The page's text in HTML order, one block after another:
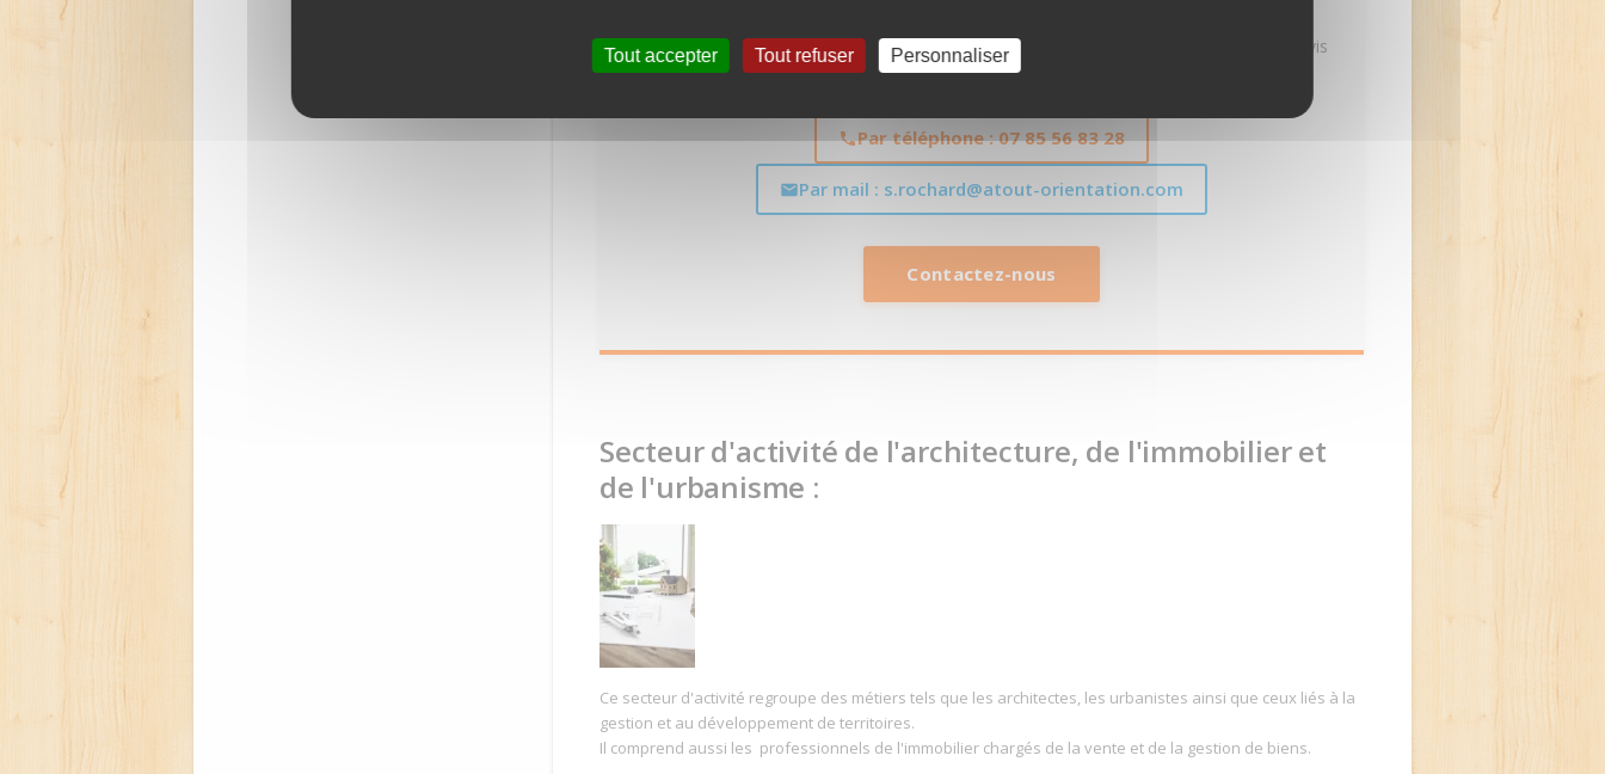
Tout accepter Tout refuser Personnaliser
Contactez-nous maintenant pour tous renseignements ou pour l'établissement d'un devis
gratuit et 100% personnalisé.
Par téléphone : 07 85 56 83 28
Par mail : s.rochard@atout-orientation.com
Contactez-nous
Secteur d'activité de l'architecture, de l'immobilier et
de l'urbanisme :
Ce secteur d'activité regroupe des métiers tels que les architectes, les urbanistes ainsi que ceux liés à la
gestion et au développement de territoires.
Il comprend aussi les professionnels de l'immobilier chargés de la vente et de la gestion de biens.